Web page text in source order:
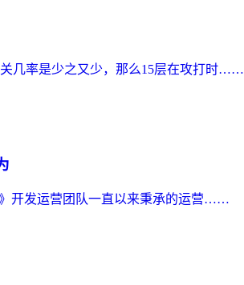
几率是少之又少，那么15层在攻打时……
开发运营团队一直以来秉承的运营……